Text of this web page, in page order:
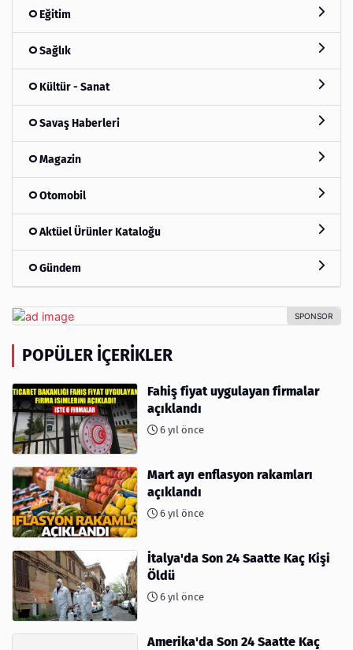
Eğitim
Sağlık
Kültür - Sanat
Savaş Haberleri
Magazin
Otomobil
Aktüel Ürünler Kataloğu
Gündem
POPÜLER İÇERIKLER
Fahiş fiyat uygulayan firmalar
açıklandı
6 yıl önce
Mart ayı enflasyon rakamları
açıklandı
6 yıl önce
İtalya'da Son 24 Saatte Kaç Kişi
Öldü
6 yıl önce
Amerika'da Son 24 Saatte Kaç